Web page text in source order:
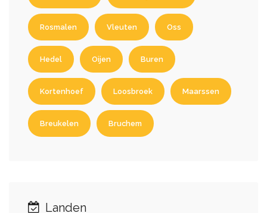
Rosmalen Vleuten Oss
Hedel Oijen Buren
Kortenhoef Loosbroek Maarssen
Breukelen Bruchem
Landen